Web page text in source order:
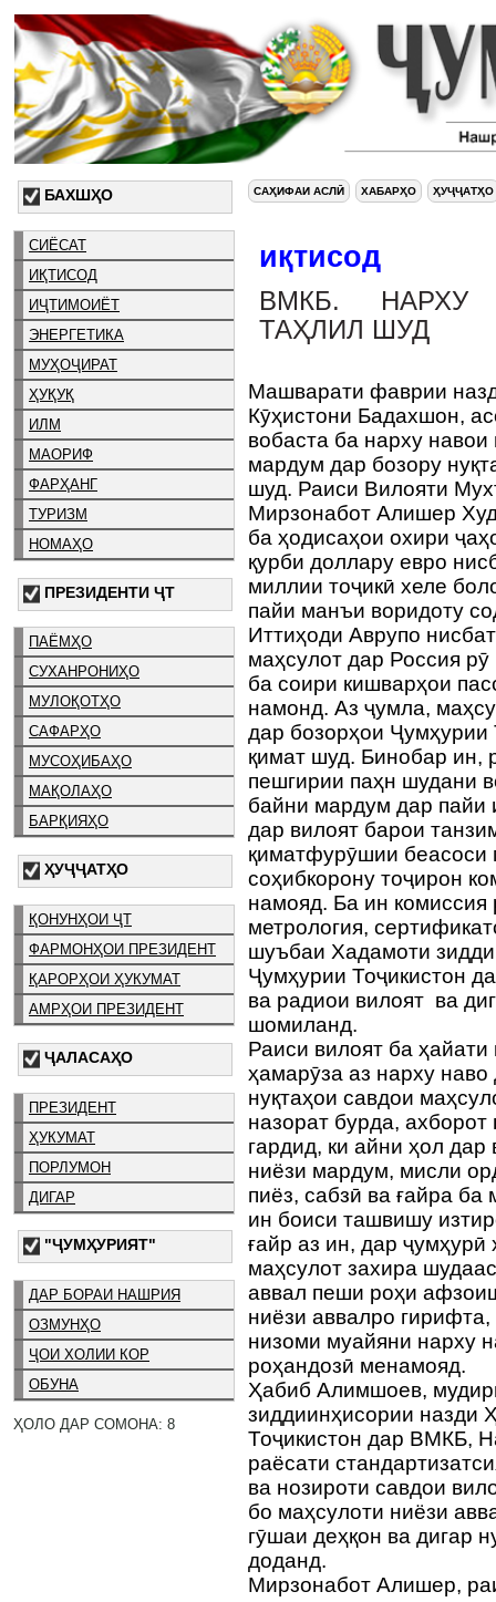
БАХШҲО
СИЁСАТ
ИҚТИСОД
ИҶТИМОИЁТ
ЭНЕРГЕТИКА
МУҲОҶИРАТ
ҲУҚУҚ
ИЛМ
МАОРИФ
ФАРҲАНГ
ТУРИЗМ
НОМАҲО
ПРЕЗИДЕНТИ ҶТ
ПАЁМҲО
СУХАНРОНИҲО
МУЛОҚОТҲО
САФАРҲО
МУСОҲИБАҲО
МАҚОЛАҲО
БАРҚИЯҲО
ҲУҶҶАТҲО
ҚОНУНҲОИ ҶТ
ФАРМОНҲОИ ПРЕЗИДЕНТ
ҚАРОРҲОИ ҲУКУМАТ
АМРҲОИ ПРЕЗИДЕНТ
ҶАЛАСАҲО
ПРЕЗИДЕНТ
ҲУКУМАТ
ПОРЛУМОН
ДИГАР
"ҶУМҲУРИЯТ"
ДАР БОРАИ НАШРИЯ
ОЗМУНҲО
ҶОИ ХОЛИИ КОР
ОБУНА
ҲОЛО ДАР СОМОНА: 8
САҲИФАИ АСЛӢ ХАБАРҲО ҲУҶҶАТҲО
иқтисод
ВМКБ. НАРХУ
ТАҲЛИЛ ШУД
Машварати фаврии
Кӯҳистони Бадахшон,
вобаста ба нарху
мардум дар бозору
шуд. Раиси Вилояти
Мирзонабот Алишер
ба ҳодисаҳои охири
қурби доллару евро
миллии тоҷикӣ хеле
пайи манъи воридоту
Иттиҳоди Аврупо
маҳсулот дар Россия
ба соири кишварҳои
намонд. Аз ҷумла,
дар бозорҳои Ҷумҳурии
қимат шуд. Бинобар ин,
пешгирии паҳн шудани
байни мардум дар пайи
дар вилоят барои
қиматфурӯшии беасоси
соҳибкорону тоҷирон
намояд. Ба ин комиссия
метрология,
шуъбаи Хадамоти
Ҷумҳурии Тоҷикистон
ва радиои вилоят ва
шомиланд.
Раиси вилоят ба ҳайати
ҳамарӯза аз нарху
нуқтаҳои савдои
назорат бурда,
гардид, ки айни ҳол
ниёзи мардум, мисли
пиёз, сабзӣ ва ғайра ба
ин боиси ташвишу
ғайр аз ин, дар
маҳсулот захира
аввал пеши роҳи
ниёзи аввалро
низоми муайяни нарху
роҳандозӣ менамояд.
Ҳабиб Алимшоев,
зиддиинҳисории назди
Тоҷикистон дар ВМКБ,
раёсати
ва нозироти савдои
бо маҳсулоти ниёзи
гӯшаи деҳқон ва дигар
доданд.
Мирзонабот Алишер,